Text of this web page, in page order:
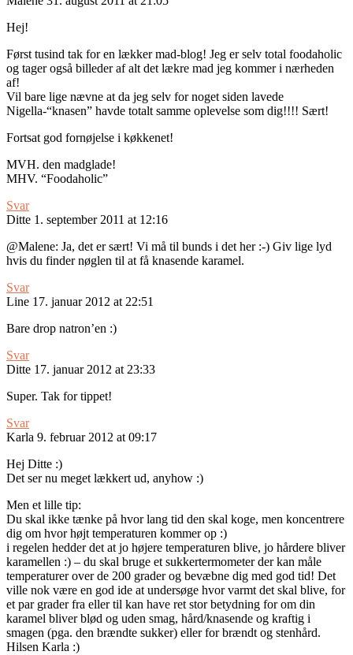
Hej!
Først tusind tak for en lækker mad-blog! Jeg er selv total foodaholic
og tager også billeder af alt det lækre mad jeg kommer i nærheden
af!
Vil bare lige nævne at da jeg selv for noget siden lavede
Nigella-“knasen” havde totalt samme oplevelse som dig!!!! Sært!
Fortsat god fornøjelse i køkkenet!
MVH. den madglade!
MHV. “Foodaholic”
Svar
Ditte 1. september 2011 at 12:16
@Malene: Ja, det er sært! Vi må til bunds i det her :-) Giv lige lyd
hvis du finder nøglen til at få knasende karamel.
Svar
Line 17. januar 2012 at 22:51
Bare drop natron’en :)
Svar
Ditte 17. januar 2012 at 23:33
Super. Tak for tippet!
Svar
Karla 9. februar 2012 at 09:17
Hej Ditte :)
Det ser nu meget lækkert ud, anyhow :)
Men et lille tip:
Du skal ikke tænke på hvor lang tid den skal koge, men koncentrere
dig om hvor højt temperaturen kommer op :)
i regelen hedder det at jo højere temperaturen blive, jo hårdere bliver
karamellen :) – du skal bruge et sukkertermometer der kan måle
temperaturer over de 200 grader og bevæbne dig med god tid! Det
ville nok være en god ide at undersøge hvor varmt det skal blive, for
et par grader fra eller til kan have ret stor betydning for om din
karamel bliver blød og uden smag, hård/knasende og kraftig i
smagen (pga. den brændte sukker) eller for brændt og stenhård.
Hilsen Karla :)